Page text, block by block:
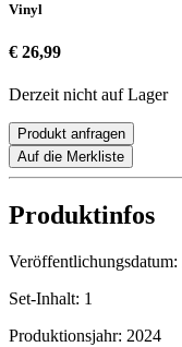
Vinyl
€ 26,99
Derzeit nicht auf Lager
Produkt anfragen
Auf die Merkliste
Produktinfos
Veröffentlichungsdatum:
Set-Inhalt: 1
Produktionsjahr: 2024